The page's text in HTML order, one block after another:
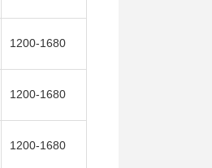
1200-1680
1200-1680
1200-1680